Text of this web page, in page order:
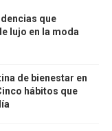
que
lujo en la moda
de bienestar en
hábitos que